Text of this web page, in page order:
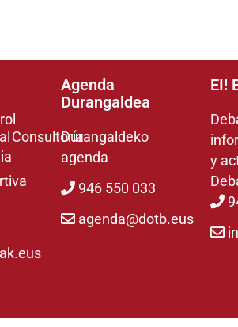
Consultoría
Agenda
Durangaldea
Durangaldeko
agenda
946 550 033
agenda@dotb.eus
EI!
y